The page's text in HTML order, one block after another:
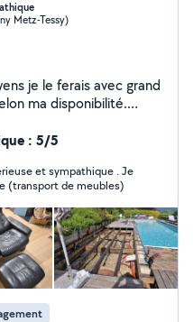
Metz-Tessy)
je le ferais avec grand
ma disponibilité.
: 5/5
et sympathique . Je
(transport de meubles)